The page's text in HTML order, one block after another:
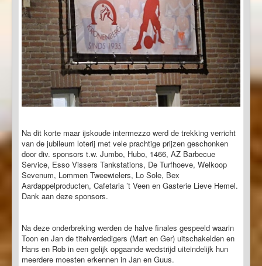
Na dit korte maar ijskoude intermezzo werd de trekking verricht
van de jubileum loterij met vele prachtige prijzen geschonken
door div. sponsors t.w. Jumbo, Hubo, 1466, AZ Barbecue
Service, Esso Vissers Tankstations, De Turfhoeve, Welkoop
Sevenum, Lommen Tweewielers, Lo Sole, Bex
Aardappelproducten, Cafetaria ’t Veen en Gasterie Lieve Hemel.
Dank aan deze sponsors.
Na deze onderbreking werden de halve finales gespeeld waarin
Toon en Jan de titelverdedigers (Mart en Ger) uitschakelden en
Hans en Rob in een gelijk opgaande wedstrijd uiteindelijk hun
meerdere moesten erkennen in Jan en Guus.